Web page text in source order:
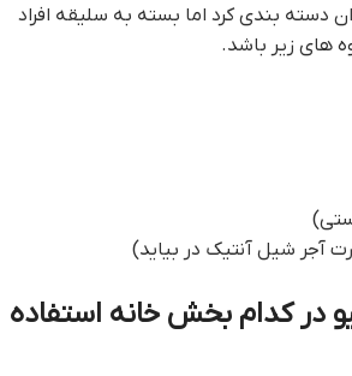
دسته بندی کرد اما بسته به سلیقه افراد
های زیر باشد.
آجر شیل آنتیک در بیاید)
در کدام بخش خانه استفاده